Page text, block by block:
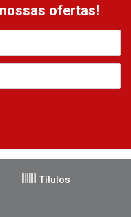
ofertas!
Títulos